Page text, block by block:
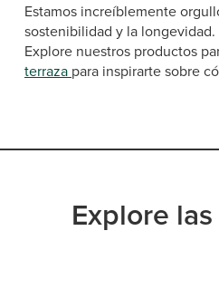
Estamos increíblemente
sostenibilidad y la
Explore nuestros productos
terraza para inspirarte sobre
Explore